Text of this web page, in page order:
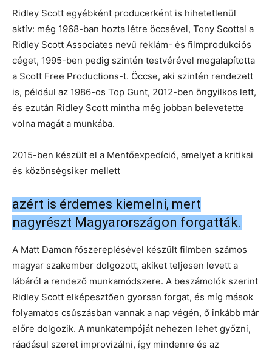
Ridley Scott egyébként producerként is hihetetlenül
aktív: még 1968-ban hozta létre öccsével, Tony Scottal a
Ridley Scott Associates nevű reklám- és filmprodukciós
céget, 1995-ben pedig szintén testvérével megalapította
a Scott Free Productions-t. Öccse, aki szintén rendezett
is, például az 1986-os Top Gunt, 2012-ben öngyilkos lett,
és ezután Ridley Scott mintha még jobban belevetette
volna magát a munkába.
2015-ben készült el a Mentőexpedíció, amelyet a kritikai
és közönségsiker mellett
azért is érdemes kiemelni, mert
nagyrészt Magyarországon forgatták.
A Matt Damon főszereplésével készült filmben számos
magyar szakember dolgozott, akiket teljesen levett a
lábáról a rendező munkamódszere. A beszámolók szerint
Ridley Scott elképesztően gyorsan forgat, és míg mások
folyamatos csúszásban vannak a nap végén, ő inkább már
előre dolgozik. A munkatempóját nehezen lehet győzni,
ráadásul szeret improvizálni, így mindenre és az